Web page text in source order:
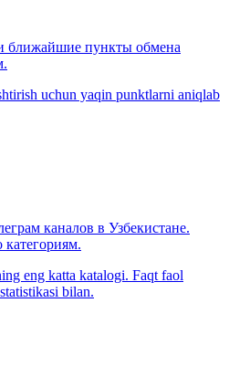
ближайшие пункты обмена
uchun yaqin punktlarni aniqlab
каналов в Узбекистане.
eng katta katalogi. Faqt faol
bilan.